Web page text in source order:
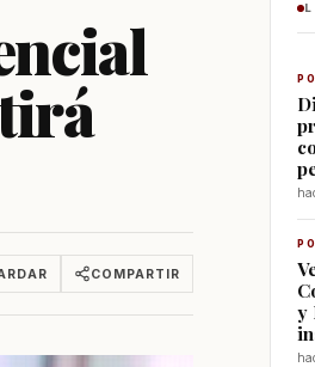
COMPARTIR
y